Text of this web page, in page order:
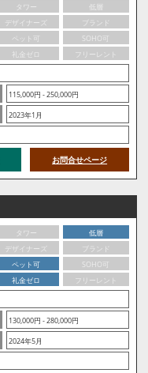
タワー
低層
デザイナーズ
ブランド
ペット可
SOHO可
礼金ゼロ
フリーレント
115,000円 - 250,000円
2023年1月
お問合せページ
タワー
低層
デザイナーズ
ブランド
ペット可
SOHO可
礼金ゼロ
フリーレント
130,000円 - 280,000円
2024年5月